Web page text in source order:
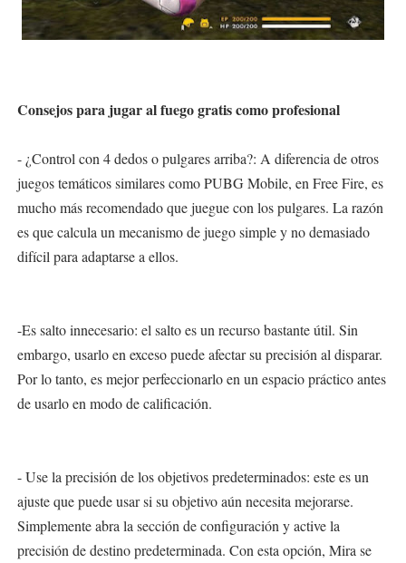
Consejos para jugar al fuego gratis como profesional
- ¿Control con 4 dedos o pulgares arriba?: A diferencia de otros
juegos temáticos similares como PUBG Mobile, en Free Fire, es
mucho más recomendado que juegue con los pulgares. La razón
es que calcula un mecanismo de juego simple y no demasiado
difícil para adaptarse a ellos.
-Es salto innecesario: el salto es un recurso bastante útil. Sin
embargo, usarlo en exceso puede afectar su precisión al disparar.
Por lo tanto, es mejor perfeccionarlo en un espacio práctico antes
de usarlo en modo de calificación.
- Use la precisión de los objetivos predeterminados: este es un
ajuste que puede usar si su objetivo aún necesita mejorarse.
Simplemente abra la sección de configuración y active la
precisión de destino predeterminada. Con esta opción, Mira se